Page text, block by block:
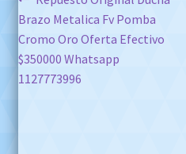
de
entradas
Brazo Metalica Fv Pomba
Cromo Oro Oferta Efectivo
$350000 Whatsapp
1127773996